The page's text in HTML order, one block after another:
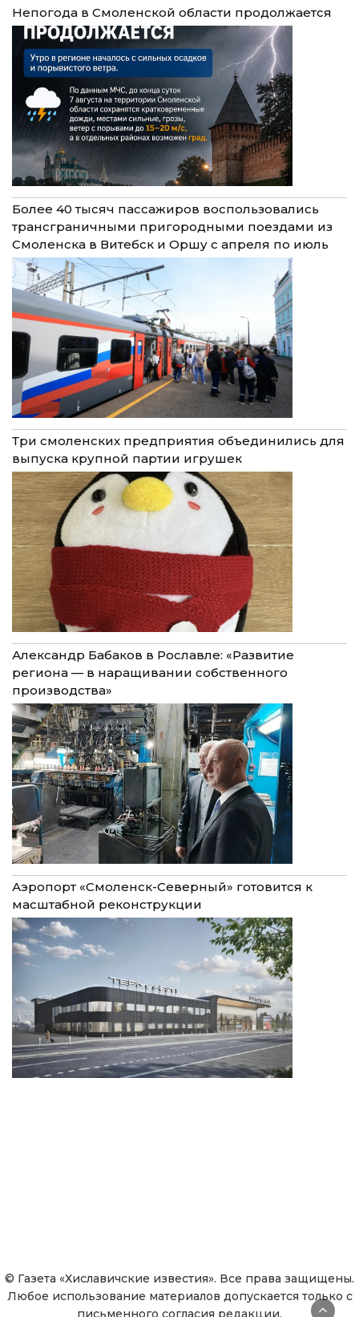
Непогода в Смоленской области продолжается
Более 40 тысяч пассажиров воспользовались
трансграничными пригородными поездами из
Смоленска в Витебск и Оршу с апреля по июль
Три смоленских предприятия объединились для
выпуска крупной партии игрушек
Александр Бабаков в Рославле: «Развитие
региона — в наращивании собственного
производства»
Аэропорт «Смоленск-Северный» готовится к
масштабной реконструкции
© Газета «Хиславичские известия». Все права защищены.
Любое использование материалов допускается только с
письменного согласия редакции.